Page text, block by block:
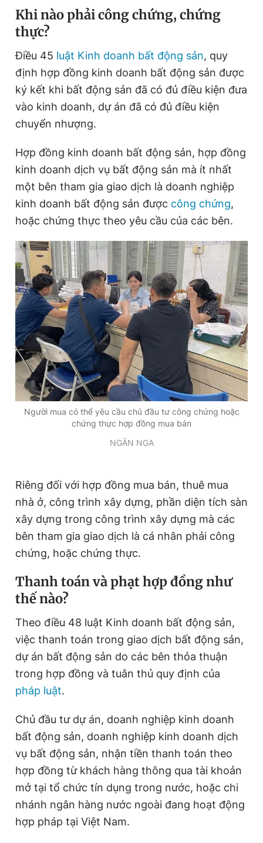
0906 645 777 0908 780 404
Đặt báo
Tổng biên tập: Nguyễn Ngọc Toàn
Phó tổng biên tập thường trực: Hải Thành
Phó tổng biên tập: Lâm Hiếu Dũng
Phó tổng biên tập: Trần Việt Hưng
Tổng thư ký tòa soạn: Đức Trung
Giấy phép xuất bản số 110/GP - BTTTT cấp ngày 24.3.2020
© 2003-2026 Bản quyền thuộc về Báo Thanh Niên. Cấm sao
bản. Phát triển bởi ePi Technologies, JSC.
Khi nào phải công chứng, chứng
thực?
Điều 45 luật Kinh doanh bất động sản, quy
định hợp đồng kinh doanh bất động sản được
ký kết khi bất động sản đã có đủ điều kiện đưa
vào kinh doanh, dự án đã có đủ điều kiện
chuyển nhượng.
Hợp đồng kinh doanh bất động sản, hợp đồng
kinh doanh dịch vụ bất động sản mà ít nhất
một bên tham gia giao dịch là doanh nghiệp
kinh doanh bất động sản được công chứng,
hoặc chứng thực theo yêu cầu của các bên.
Người mua có thể yêu cầu chủ đầu tư công chứng hoặc
chứng thực hợp đồng mua bán
NGÂN NGA
Riêng đối với hợp đồng mua bán, thuê mua
nhà ở, công trình xây dựng, phần diện tích sàn
xây dựng trong công trình xây dựng mà các
bên tham gia giao dịch là cá nhân phải công
chứng, hoặc chứng thực.
Thanh toán và phạt hợp đồng như
thế nào?
Theo điều 48 luật Kinh doanh bất động sản,
việc thanh toán trong giao dịch bất động sản,
dự án bất động sản do các bên thỏa thuận
trong hợp đồng và tuân thủ quy định của
pháp luật.
Chủ đầu tư dự án, doanh nghiệp kinh doanh
bất động sản, doanh nghiệp kinh doanh dịch
vụ bất động sản, nhận tiền thanh toán theo
hợp đồng từ khách hàng thông qua tài khoản
mở tại tổ chức tín dụng trong nước, hoặc chi
nhánh ngân hàng nước ngoài đang hoạt động
hợp pháp tại Việt Nam.